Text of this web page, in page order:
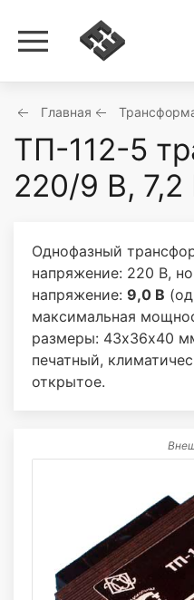
Главная
ТП-112-5
220/9 В, 7,2
Однофазный
напряжение: 220 В,
напряжение: 9,0 В
максимальная
размеры: 43х36х40
печатный,
открытое.